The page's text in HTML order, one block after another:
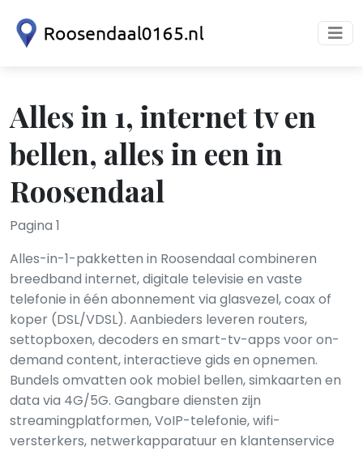
Alles in 1, internet tv en
bellen, alles in een in
Roosendaal
Pagina 1
Alles-in-1-pakketten in Roosendaal combineren
breedband internet, digitale televisie en vaste
telefonie in één abonnement via glasvezel, coax of
koper (DSL/VDSL). Aanbieders leveren routers,
settopboxen, decoders en smart-tv-apps voor on-
demand content, interactieve gids en opnemen.
Bundels omvatten ook mobiel bellen, simkaarten en
data via 4G/5G. Gangbare diensten zijn
streamingplatformen, VoIP-telefonie, wifi-
versterkers, netwerkapparatuur en klantenservice